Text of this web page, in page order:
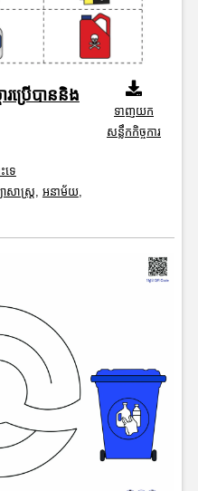
រប្រើបាននិង
ទេ
ាសាស្រ្ត, អនាម័យ,
ទាញយក
សន្លឹកកិច្ចការ